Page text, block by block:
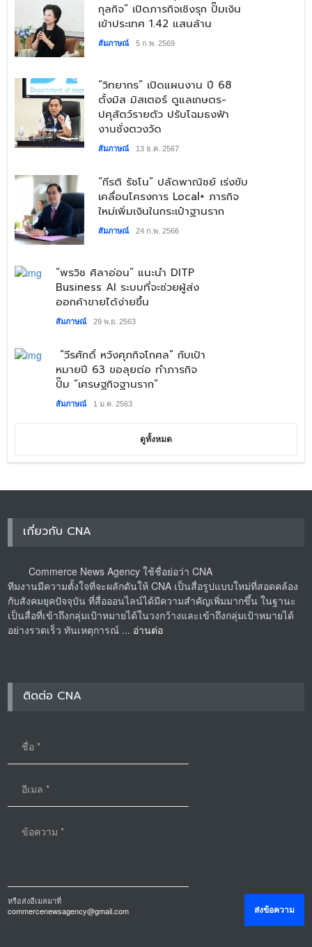
กุลกิจ” เปิดภารกิจเชิงรุก ปั๊มเงิน
เข้าประเทศ 1.42 แสนล้าน
สัมภาษณ์ 5 ก.พ. 2569
​“วิทยากร” เปิดแผนงาน ปี 68
ตั้งมิส มิสเตอร์ ดูแลเกษตร-
ปศุสัตว์รายตัว ปรับโฉมธงฟ้า
งานชั่งตวงวัด
สัมภาษณ์ 13 ธ.ค. 2567
​“กีรติ รัชโน” ปลัดพาณิชย์ เร่งขับ
เคลื่อนโครงการ Local+ ภารกิจ
ใหม่เพิ่มเงินในกระเป๋าฐานราก
สัมภาษณ์ 24 ก.พ. 2566
​“พรวิช ศิลาอ่อน” แนะนำ DITP
Business AI ระบบที่จะช่วยผู้ส่ง
ออกค้าขายได้ง่ายขึ้น
สัมภาษณ์ 29 พ.ย. 2563
“วีรศักดิ์ หวังศุภกิจโกศล” กับเป้า
หมายปี 63 ขอลุยต่อ ทำภารกิจ
ปั๊ม “เศรษฐกิจฐานราก”
สัมภาษณ์ 1 ม.ค. 2563
ดูทั้งหมด
เกี่ยวกับ CNA
Commerce News Agency ใช้ชื่อย่อว่า CNA
ทีมงานมีความตั้งใจที่จะผลักดันให้ CNA เป็นสื่อรูปแบบใหม่ที่สอดคล้อง
กับสังคมยุคปัจจุบัน ที่สื่อออนไลน์ได้มีความสำคัญเพิ่มมากขึ้น ในฐานะ
เป็นสื่อที่เข้าถึงกลุ่มเป้าหมายได้ในวงกว้างและเข้าถึงกลุ่มเป้าหมายได้
อย่างรวดเร็ว ทันเหตุการณ์ ... อ่านต่อ
ติดต่อ CNA
หรือส่งอีเมลมาที่
commercenewsagency@gmail.com